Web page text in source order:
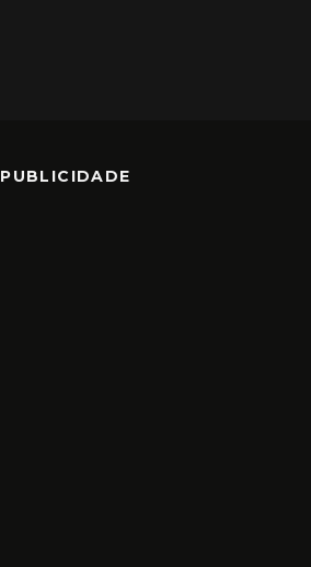
PUBLICIDADE